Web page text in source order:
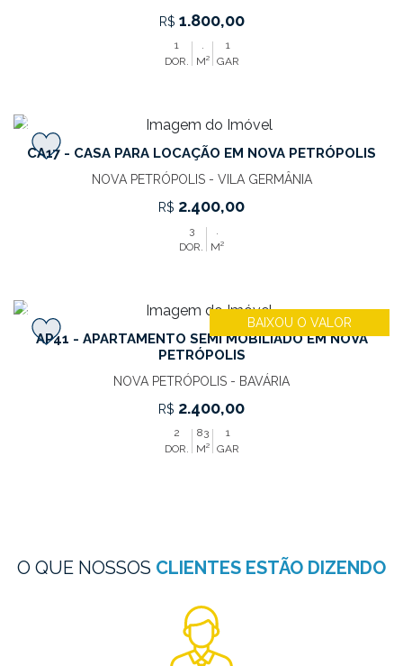
R$ 1.800,00
1
DOR.
.
M²
1
GAR
‹CA17 - CASA PARA LOCAÇÃO EM NOVA PETRÓPOLIS
NOVA PETRÓPOLIS - VILA GERMÂNIA
R$ 2.400,00
3
DOR.
.
M²
‹ ›
BAIXOU O VALOR
AP41 - APARTAMENTO SEMI MOBILIADO EM NOVA
PETRÓPOLIS
NOVA PETRÓPOLIS - BAVÁRIA
R$ 2.400,00
2
DOR.
83
M²
1
GAR
O QUE NOSSOS CLIENTES ESTÃO DIZENDO